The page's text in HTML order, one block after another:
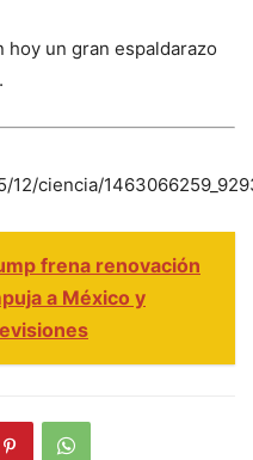
hoy un gran espaldarazo
12/ciencia/
frena renovación
a México y